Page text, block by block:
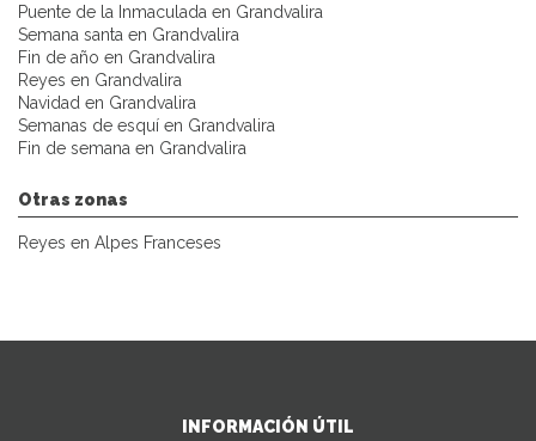
Puente de la Inmaculada en Grandvalira
Semana santa en Grandvalira
Fin de año en Grandvalira
Reyes en Grandvalira
Navidad en Grandvalira
Semanas de esquí en Grandvalira
Fin de semana en Grandvalira
Otras zonas
Reyes en Alpes Franceses
INFORMACIÓN ÚTIL